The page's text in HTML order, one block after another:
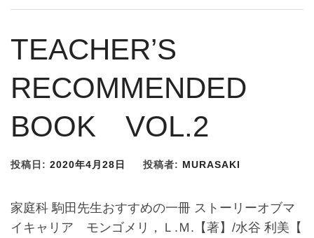
TEACHER’S
RECOMMENDED
BOOK VOL.2
投稿日: 2020年4月28日 投稿者: MURASAKI
家庭科 駒田先生おすすめの一冊 ストーリーオブマ
イキャリア モンゴメリ，Ｌ.Ｍ.【著】/水谷 利美【